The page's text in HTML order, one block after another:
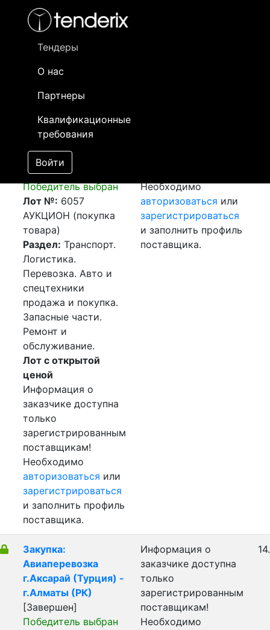
Тендеры
О нас
Партнеры
Квалификационные
требования
Войти
- активный лот
- сохраненный лот (не опубликован)
Закупка:
Авиаперевозка
г.Стамбул (Турция) -
г.Алматы (РК)
[Завершен]
Победитель выбран
Лот №: 6057
АУКЦИОН (покупка
товара)
Раздел: Транспорт.
Логистика.
Перевозка. Авто и
спецтехники
продажа и покупка.
Запасные части.
Ремонт и
обслуживание.
Лот с открытой
ценой
Информация о
заказчике доступна
только
зарегистрированным
поставщикам!
Необходимо
авторизоваться или
зарегистрироваться
и заполнить профиль
поставщика.
Необходимо
авторизоваться или
зарегистрироваться
и заполнить профиль
поставщика.
Закупка:
Авиаперевозка
г.Аксарай (Турция) -
г.Алматы (РК)
[Завершен]
Победитель выбран
Информация о
заказчике доступна
только
зарегистрированным
поставщикам!
Необходимо